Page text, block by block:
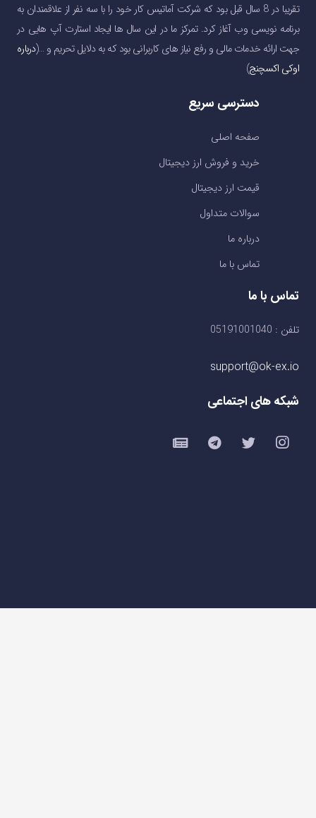
تقریبا در 8 سال قبل بود که شرکت آماتیس کار خود را با سه نفر از علاقمندان به
برنامه نویسی وب آغاز کرد. تمرکز ما در این سال ها ایجاد استارت آپ هایی در
جهت ارائه خدمات مالی و رفع نیاز های کاربرانی بود که به دلایل تحریم و …(درباره
اوکی اکسچنج)
دسترسی سریع
صفحه اصلی
خرید و فروش ارز دیجیتال
قیمت ارز دیجیتال
سوالات متداول
درباره ما
تماس با ما
تماس با ما
تلفن : 05191001040
support@ok-ex.io
شبکه های اجتماعی